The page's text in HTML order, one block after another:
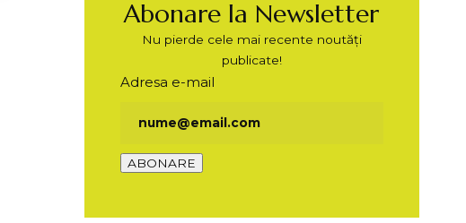
Abonare la Newsletter
Nu pierde cele mai recente noutăți
publicate!
Adresa e-mail